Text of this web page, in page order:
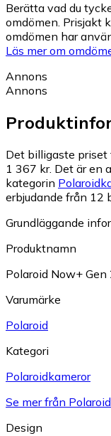
Berätta vad du
omdömen. Prisjakt
omdömen har
Läs mer om
Annons
Annons
Det billigaste priset
1 367 kr. Det är en
kategorin
erbjudande från 12
Grundläggande
Produktnamn
Polaroid Now+ Gen
Varumärke
Polaroid
Kategori
Polaroidkameror
Se mer från Polaroid
Design